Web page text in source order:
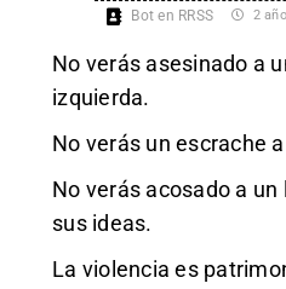
Bot en RRSS 2
No verás asesinado a
izquierda.
No verás un escrache
No verás acosado a
sus ideas.
La violencia es